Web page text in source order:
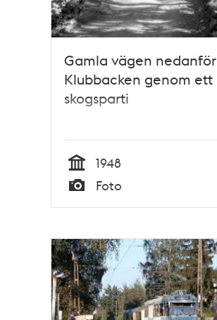
Gamla vägen nedanför
Klubbacken genom ett
skogsparti
Tid
1948
Typ
Foto